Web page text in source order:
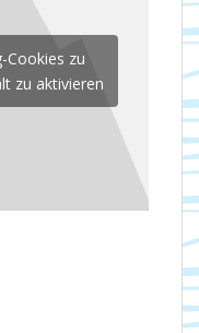
Cookies zu
zu aktivieren